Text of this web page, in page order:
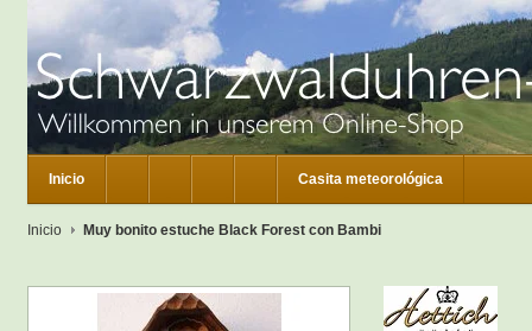
Inicio Casita meteorológica
Inicio Muy bonito estuche Black Forest con Bambi